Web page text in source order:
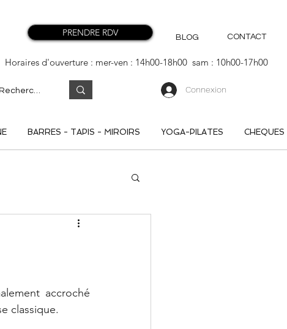
PRENDRE RDV BLOG CONTACT
Horaires d'ouverture : mer-ven : 14h00-18h00 sam : 10h00-17h00
Connexion
BARRES - TAPIS - MIROIRS YOGA-PILATES CHEQUES
accroché
classique.